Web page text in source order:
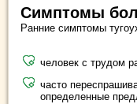
Симптомы
Ранние симптомы
человек с трудом
часто
определенные